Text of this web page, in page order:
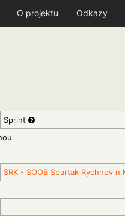
O projektu Odkazy
Sprint
SRK - SOOB Spartak Rychnov